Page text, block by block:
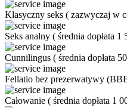
Klasyczny seks ( zazwyczaj w
Seks analny ( średnia dopłata 1
Cunnilingus ( średnia dopłata
Fellatio bez prezerwatywy
Całowanie ( średnia dopłata 1